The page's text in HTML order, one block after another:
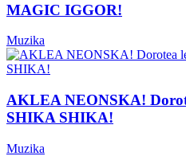
MAGIC IGGOR!
Muzika
AKLEA NEONSKA!
SHIKA SHIKA!
Muzika